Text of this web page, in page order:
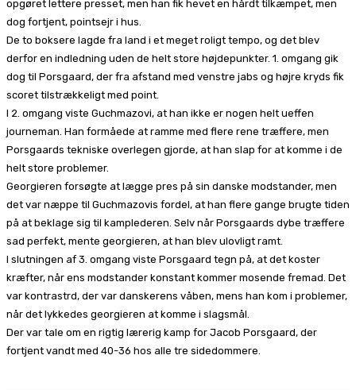
opgøret lettere presset, men han fik hevet en hårdt tilkæmpet, men
dog fortjent, pointsejr i hus.
De to boksere lagde fra land i et meget roligt tempo, og det blev
derfor en indledning uden de helt store højdepunkter. 1. omgang gik
dog til Porsgaard, der fra afstand med venstre jabs og højre kryds fik
scoret tilstrækkeligt med point.
I 2. omgang viste Guchmazovi, at han ikke er nogen helt ueffen
journeman. Han formåede at ramme med flere rene træffere, men
Porsgaards tekniske overlegen gjorde, at han slap for at komme i de
helt store problemer.
Georgieren forsøgte at lægge pres på sin danske modstander, men
det var næppe til Guchmazovis fordel, at han flere gange brugte tiden
på at beklage sig til kamplederen. Selv når Porsgaards dybe træffere
sad perfekt, mente georgieren, at han blev ulovligt ramt.
I slutningen af 3. omgang viste Porsgaard tegn på, at det koster
kræfter, når ens modstander konstant kommer mosende fremad. Det
var kontrastrd, der var danskerens våben, mens han kom i problemer,
når det lykkedes georgieren at komme i slagsmål.
Der var tale om en rigtig lærerig kamp for Jacob Porsgaard, der
fortjent vandt med 40-36 hos alle tre sidedommere.